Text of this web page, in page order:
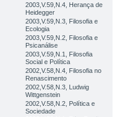
2003,V.59,N.4, Herança de
Heidegger
2003,V.59,N.3, Filosofia e
Ecologia
2003,V.59,N.2, Filosofia e
Psicanálise
2003,V.59,N.1, Filosofia
Social e Política
2002,V.58,N.4, Filosofia no
Renascimento
2002,V.58,N.3, Ludwig
Wittgenstein
2002,V.58,N.2, Política e
Sociedade